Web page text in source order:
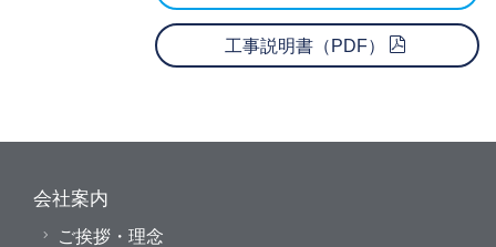
工事説明書（PDF）
会社案内
ご挨拶・理念